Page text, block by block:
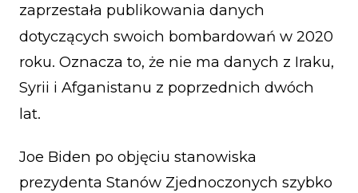
zaprzestała publikowania danych
dotyczących swoich bombardowań w 2020
roku. Oznacza to, że nie ma danych z Iraku,
Syrii i Afganistanu z poprzednich dwóch
lat.
Joe Biden po objęciu stanowiska
prezydenta Stanów Zjednoczonych szybko